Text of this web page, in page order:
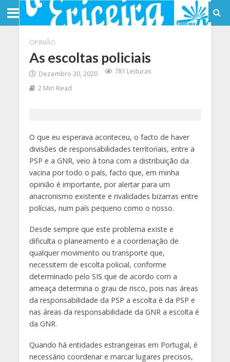
OPINIÃO
As escoltas policiais
Dezembro 30, 2020
781 Leituras
2 Min Read
O que eu esperava aconteceu, o facto de haver
divisões de responsabilidades territoriais, entre a
PSP e a GNR, veio à tona com a distribuição da
vacina por todo o país, facto que, em minha
opinião é importante, por alertar para um
anacronismo existente e rivalidades bizarras entre
polícias, num país pequeno como o nosso.
Desde sempre que este problema existe e
dificulta o planeamento e a coordenação de
qualquer movimento ou transporte que,
necessitem de escolta policial, conforme
determinado pelo SIS que de acordo com a
ameaça determina o grau de risco, pois nas áreas
da responsabilidade da PSP a escolta é da PSP e
nas áreas da responsabilidade da GNR a escolta é
da GNR.
Quando há entidades estrangeiras em Portugal, é
necessário coordenar e marcar lugares precisos,